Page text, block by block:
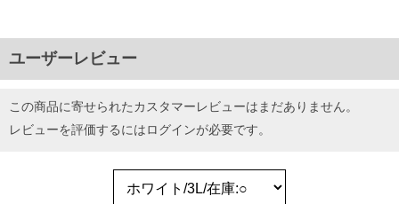
ユーザーレビュー
この商品に寄せられたカスタマーレビューはまだありません。
レビューを評価するにはログインが必要です。